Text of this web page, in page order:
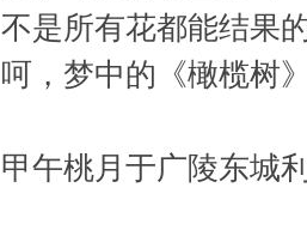
不是所有花都能结果
呵，梦中的《橄榄树
甲午桃月于广陵东城